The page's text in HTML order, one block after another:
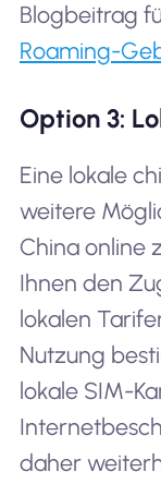
Blogbeitrag
Roaming-
Option 3:
Eine lokale
weitere
China online
Ihnen den
lokalen
Nutzung
lokale SIM-
daher